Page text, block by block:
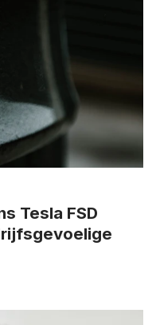
Tesla FSD